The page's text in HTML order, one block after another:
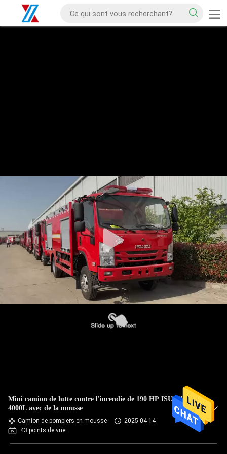
Mini camion de lutte contre l'incendie de 190 HP ISUZU 4X2
4000L avec de la mousse
Camion de pompiers en mousse
2025-04-14
43 points de vue